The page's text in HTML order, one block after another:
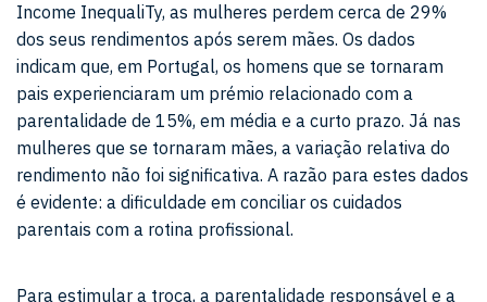
Income InequaliTy, as mulheres perdem cerca de 29%
dos seus rendimentos após serem mães. Os dados
indicam que, em Portugal, os homens que se tornaram
pais experienciaram um prémio relacionado com a
parentalidade de 15%, em média e a curto prazo. Já nas
mulheres que se tornaram mães, a variação relativa do
rendimento não foi significativa. A razão para estes dados
é evidente: a dificuldade em conciliar os cuidados
parentais com a rotina profissional.
Para estimular a troca, a parentalidade responsável e a